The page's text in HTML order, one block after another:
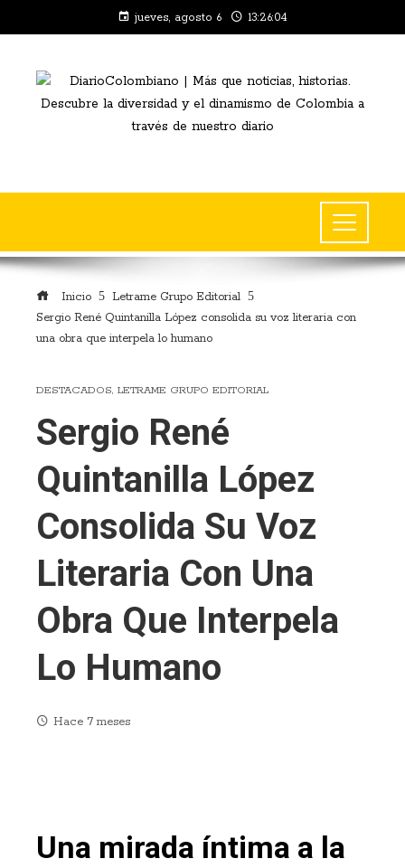
jueves, agosto 6 13:26:04
Inicio
Letrame Grupo Editorial
Sergio René Quintanilla López consolida su voz literaria con
una obra que interpela lo humano
DESTACADOS, LETRAME GRUPO EDITORIAL
Sergio René
Quintanilla López
Consolida Su Voz
Literaria Con Una
Obra Que Interpela
Lo Humano
Hace 7 meses
Una mirada íntima a la